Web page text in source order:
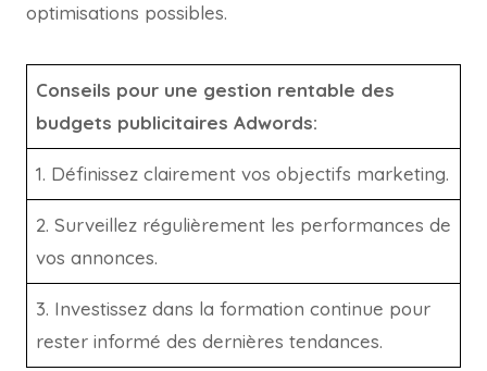
optimisations possibles.
Conseils pour une gestion rentable des
budgets publicitaires Adwords:
1. Définissez clairement vos objectifs marketing.
2. Surveillez régulièrement les performances de
vos annonces.
3. Investissez dans la formation continue pour
rester informé des dernières tendances.